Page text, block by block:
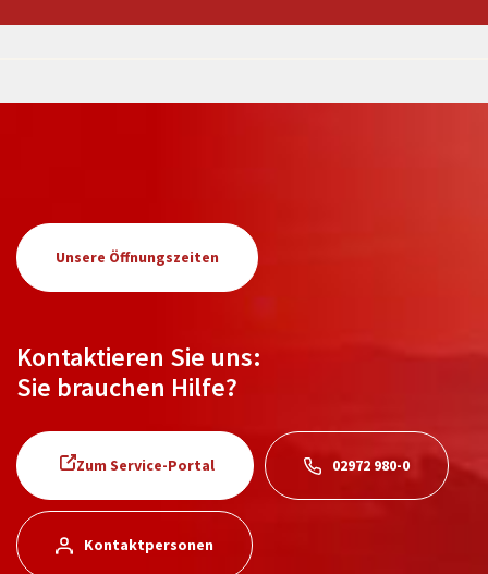
Unsere Öffnungszeiten
Kontaktieren Sie uns:
Sie brauchen Hilfe?
Zum Service-Portal 02972 980-0
Kontaktpersonen